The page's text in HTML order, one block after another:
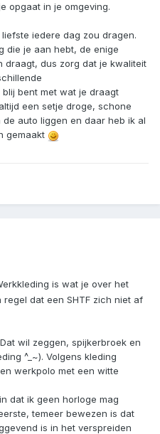
opgaat in je omgeving.
iedere dag zou dragen.
die je aan hebt, de enige
draagt, dus zorg dat je kwaliteit
bent met wat je draagt
een setje droge, schone
auto liggen en daar heb ik al
gemaakt
is wat je over het
dat een SHTF zich niet af
wil zeggen, spijkerbroek en
^_~). Volgens kleding
werkpolo met een witte
dat ik geen horloge mag
temeer bewezen is dat
is in het verspreiden